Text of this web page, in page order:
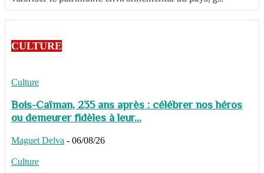
CULTURE
Culture
Bois-Caïman, 235 ans après : célébrer nos héros
ou demeurer fidèles à leur...
Maguet Delva - 06/08/26
Culture